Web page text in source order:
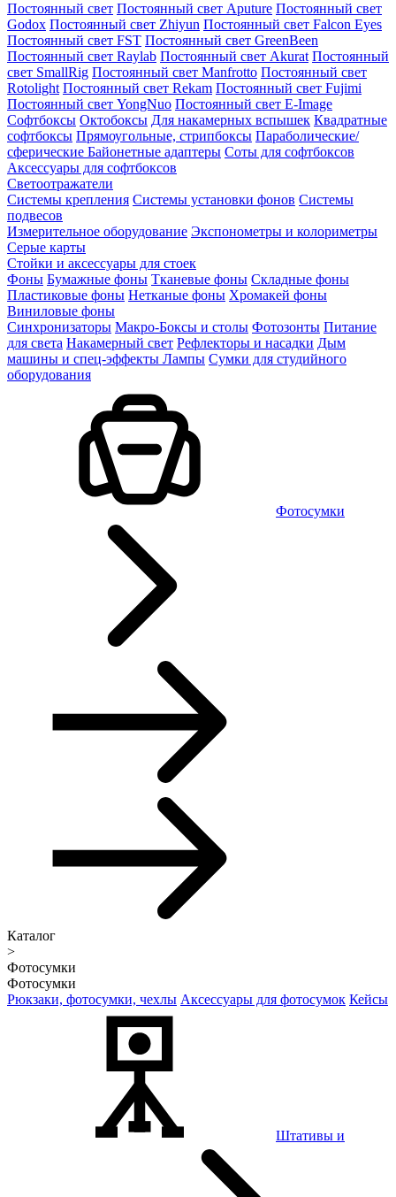
Постоянный свет Постоянный свет Aputure Постоянный свет
Godox Постоянный свет Zhiyun Постоянный свет Falcon Eyes
Постоянный свет FST Постоянный свет GreenBeen
Постоянный свет Raylab Постоянный свет Akurat Постоянный
свет SmallRig Постоянный свет Manfrotto Постоянный свет
Rotolight Постоянный свет Rekam Постоянный свет Fujimi
Постоянный свет YongNuo Постоянный свет E-Image
Софтбоксы Октобоксы Для накамерных вспышек Квадратные
софтбоксы Прямоугольные, стрипбоксы Параболические/
сферические Байонетныe адаптеры Соты для софтбоксов
Аксессуары для софтбоксов
Светоотражатели
Системы крепления Системы установки фонов Системы
подвесов
Измерительное оборудование Экспонометры и колориметры
Серые карты
Стойки и аксессуары для стоек
Фоны Бумажные фоны Тканевые фоны Складные фоны
Пластиковые фоны Нетканые фоны Хромакей фоны
Виниловые фоны
Синхронизаторы Макро-Боксы и столы Фотозонты Питание
для света Накамерный свет Рефлекторы и насадки Дым
машины и спец-эффекты Лампы Сумки для студийного
оборудования
Фотосумки
Каталог
>
Фотосумки
Фотосумки
Рюкзаки, фотосумки, чехлы Аксессуары для фотосумок Кейсы
Штативы и